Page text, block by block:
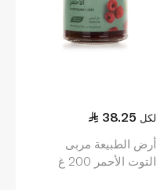
38.25 لكل
أرض الطبيعة مربى
التوت الأحمر 200 غ